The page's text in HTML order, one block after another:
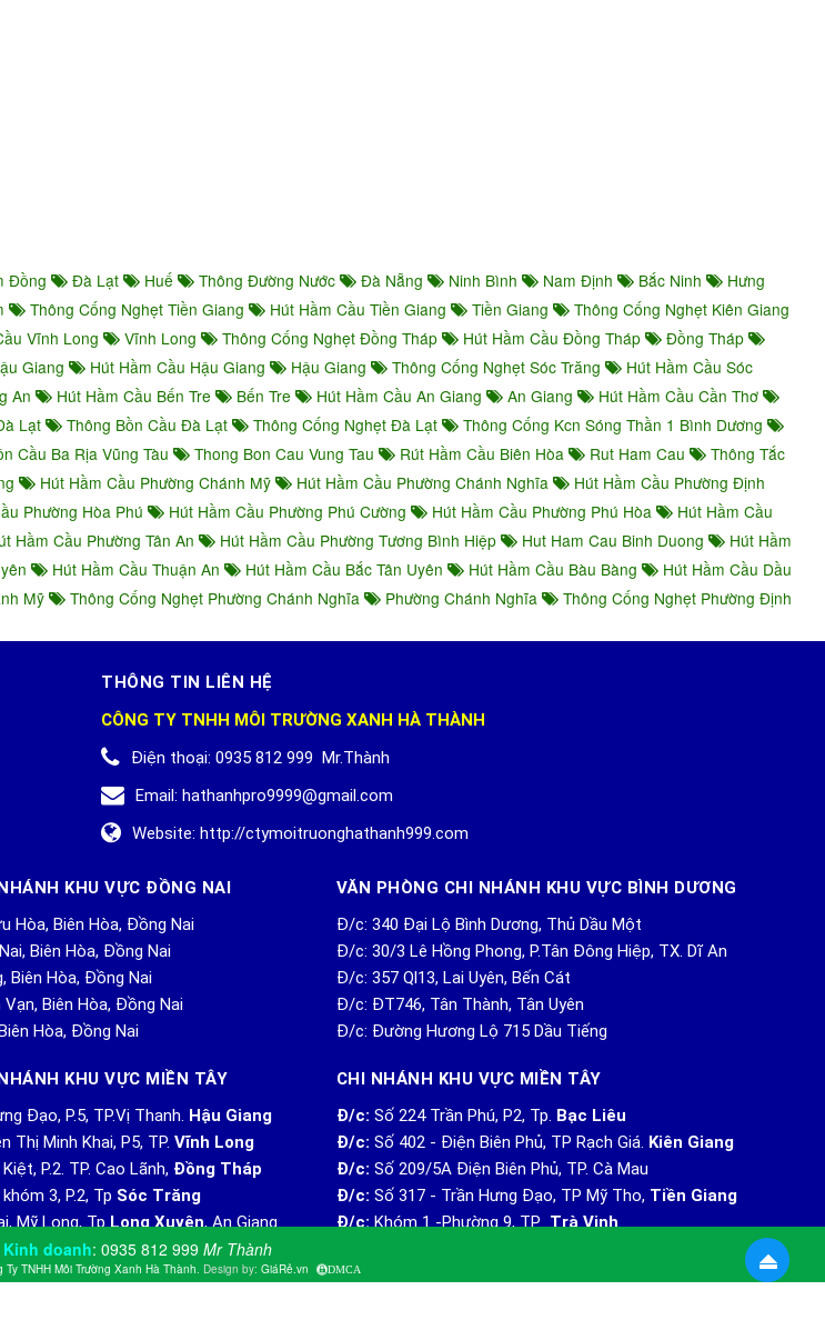
Đồng Đà Lạt Huế Thông Đường Nước Đà Nẵng Ninh Bình Nam Định Bắc Ninh
Hưng
Thông Cống Nghẹt Tiền Giang Hút Hầm Cầu Tiền Giang Tiền Giang
Thông Cống Nghẹt Kiên Giang
Vĩnh Long Vĩnh Long Thông Cống Nghẹt Đồng Tháp Hút Hầm Cầu Đồng Tháp
Đồng Tháp
Giang Hút Hầm Cầu Hậu Giang Hậu Giang Thông Cống Nghẹt Sóc Trăng
Hút Hầm Cầu Sóc
An Hút Hầm Cầu Bến Tre Bến Tre Hút Hầm Cầu An Giang An Giang
Hút Hầm Cầu Cần Thơ
Lạt Thông Bồn Cầu Đà Lạt Thông Cống Nghẹt Đà Lạt
Thông Cống Kcn Sóng Thần 1 Bình Dương
Cầu Ba Rịa Vũng Tàu Thong Bon Cau Vung Tau Rút Hầm Cầu Biên Hòa Rut Ham Cau
Thông Tắc
Hút Hầm Cầu Phường Chánh Mỹ Hút Hầm Cầu Phường Chánh Nghĩa
Hút Hầm Cầu Phường Định
Phường Hòa Phú Hút Hầm Cầu Phường Phú Cường Hút Hầm Cầu Phường Phú Hòa
Hút Hầm Cầu
Hầm Cầu Phường Tân An Hút Hầm Cầu Phường Tương Bình Hiệp Hut Ham Cau Binh Duong
Hút Hầm
Hút Hầm Cầu Thuận An Hút Hầm Cầu Bắc Tân Uyên Hút Hầm Cầu Bàu Bàng
Hút Hầm Cầu Dầu
Mỹ Thông Cống Nghẹt Phường Chánh Nghĩa Phường Chánh Nghĩa
Thông Cống Nghẹt Phường Định
THÔNG TIN LIÊN HỆ
CÔNG TY TNHH MÔI TRƯỜNG XANH HÀ THÀNH
Điện thoại: 0935 812 999 Mr.Thành
Email: hathanhpro9999@gmail.com
Website: http://ctymoitruonghathanh999.com
KHU VỰC ĐỒNG NAI
Hòa, Biên Hòa, Đồng Nai
Biên Hòa, Đồng Nai
Biên Hòa, Đồng Nai
Biên Hòa, Đồng Nai
Hòa, Đồng Nai
KHU VỰC MIỀN TÂY
Đạo, P.5, TP.Vị Thanh. Hậu Giang
Thị Minh Khai, P5, TP.Vĩnh Long
P.2. TP. Cao Lãnh, Đồng Tháp
3, P.2, Tp Sóc Trăng
Mỹ Long, TpLong Xuyên, An Giang
VĂN PHÒNG CHI NHÁNH KHU VỰC BÌNH DƯƠNG
Đ/c: 340 Đại Lộ Bình Dương, Thủ Dầu Một
Đ/c: 30/3 Lê Hồng Phong, P.Tân Đông Hiệp, TX. Dĩ An
Đ/c: 357 Ql13, Lai Uyên, Bến Cát
Đ/c: ĐT746, Tân Thành, Tân Uyên
Đ/c: Đường Hương Lộ 715 Dầu Tiếng
CHI NHÁNH KHU VỰC MIỀN TÂY
Đ/c: Số 224 Trần Phú, P2, Tp. Bạc Liêu
Đ/c: Số 402 - Điện Biên Phủ, TP Rạch Giá. Kiên Giang
Đ/c: Số 209/5A Điện Biên Phủ, TP. Cà Mau
Đ/c: Số 317 - Trần Hưng Đạo, TP Mỹ Tho, Tiền Giang
Đ/c:Khóm 1 -Phường 9, TPTrà Vinh
doanh:0935 812 999 Mr Thành
Ty TNHH Môi Trường Xanh Hà Thành. Design by: GiáRẻ.vn DMCA